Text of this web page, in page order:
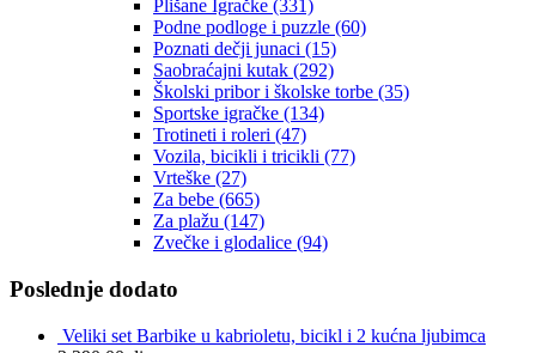
Plišane Igračke (331)
Podne podloge i puzzle (60)
Poznati dečji junaci (15)
Saobraćajni kutak (292)
Školski pribor i školske torbe (35)
Sportske igračke (134)
Trotineti i roleri (47)
Vozila, bicikli i tricikli (77)
Vrteške (27)
Za bebe (665)
Za plažu (147)
Zvečke i glodalice (94)
Poslednje dodato
Veliki set Barbike u kabrioletu, bicikl i 2 kućna ljubimca